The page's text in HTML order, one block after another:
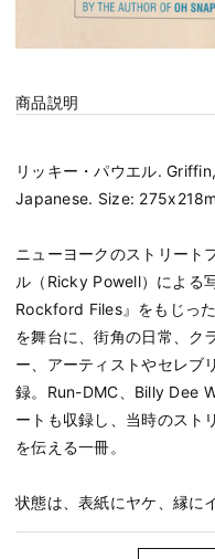
商品説明
リッキー・パウエル.
Japanese. Size:
ニューヨークのストリート
ル（Ricky Powell）による
Rockford Files』をもじっ
を舞台に、街角の日常、ク
ー、アーティストやセレブ
録。Run-DMC、Billy Dee
ートも収録し、当時のスト
を伝える一冊。
状態は、表紙にヤケ、縁に